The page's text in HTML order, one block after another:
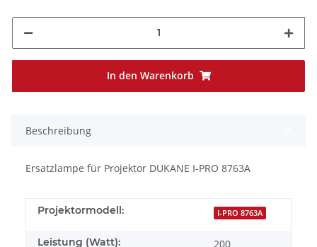
In den Warenkorb
Beschreibung
Ersatzlampe für Projektor DUKANE I-PRO 8763A
Projektormodell: I-PRO 8763A
Leistung (Watt): 200